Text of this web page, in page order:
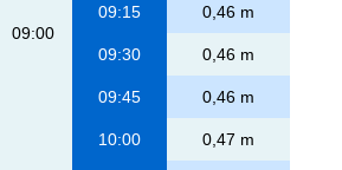
09:00
09:15 0,46 m
09:30 0,46 m
09:45 0,46 m
10:00 0,47 m